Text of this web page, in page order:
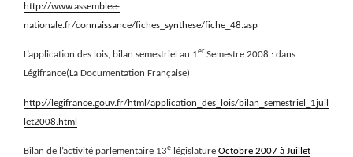
http://www.assemblee-
nationale.fr/connaissance/fiches_synthese/fiche_48.asp
L’application des lois, bilan semestriel au 1er Semestre 2008 : dans
Légifrance(La Documentation Française)
http://legifrance.gouv.fr/html/application_des_lois/bilan_semestriel_1juil
let2008.html
Bilan de l’activité parlementaire 13e législature Octobre 2007 à Juillet